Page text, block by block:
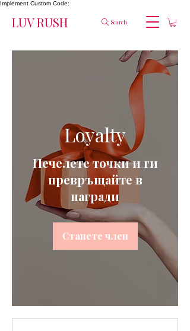
Implement Custom Code:
LUV RUSH Search
Loyalty
Печелете точки и ги
превръщайте в
награди
Станете член